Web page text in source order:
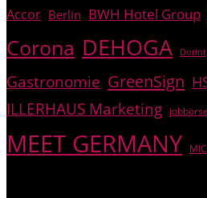
Accor Berlin BWH Hotel Group
Corona DEHOGA Dorint
Gastronomie GreenSign
ILLERHAUS Marketing jobbörse
MEET GERMANY